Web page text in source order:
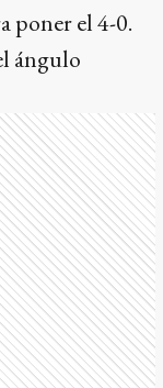
poner el 4-0.
ángulo